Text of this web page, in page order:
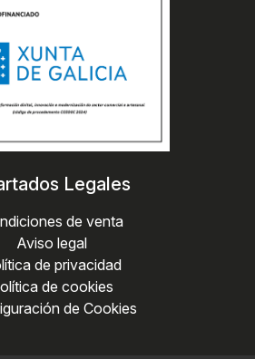
Legales
de venta
Aviso legal
de privacidad
de cookies
de Cookies